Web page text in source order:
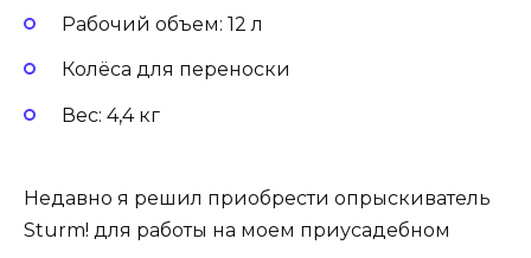
Рабочий объем: 12 л
Колёса для переноски
Вес: 4,4 кг
Недавно я решил приобрести опрыскиватель
Sturm! для работы на моем приусадебном